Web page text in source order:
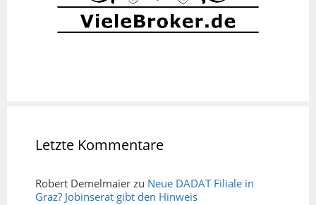
Letzte Kommentare
Robert Demelmaier zu Neue DADAT Filiale in
Graz? Jobinserat gibt den Hinweis